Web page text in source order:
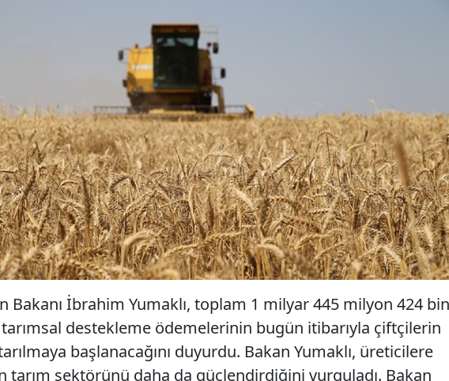
Bakanı İbrahim Yumaklı, toplam 1 milyar 445 milyon 424 bin
destekleme ödemelerinin bugün itibarıyla çiftçilerin
başlanacağını duyurdu. Bakan Yumaklı, üreticilere
tarım sektörünü daha da güçlendirdiğini vurguladı. Bakan